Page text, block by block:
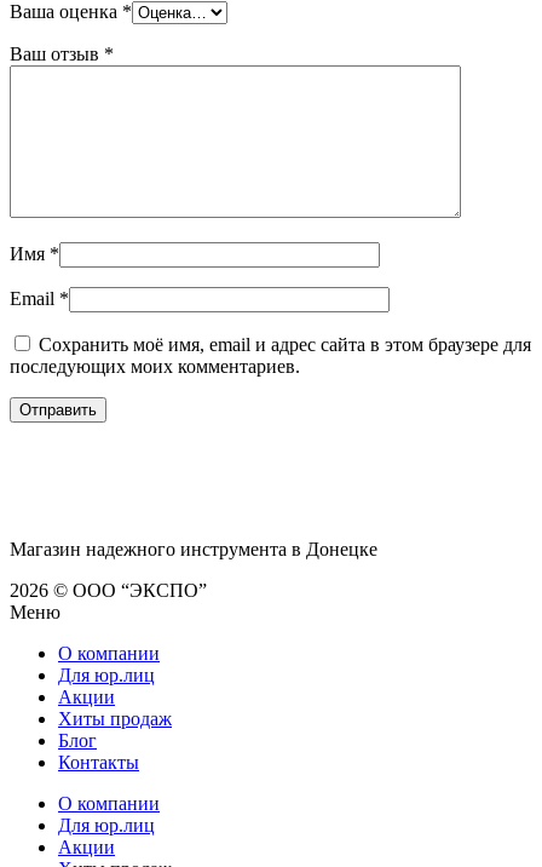
Ваша оценка *
Ваш отзыв *
Имя *
Email *
Сохранить моё имя, email и адрес сайта в этом браузере для
последующих моих комментариев.
Магазин надежного инструмента в Донецке
2026 © ООО “ЭКСПО”
Меню
О компании
Для юр.лиц
Акции
Хиты продаж
Блог
Контакты
О компании
Для юр.лиц
Акции